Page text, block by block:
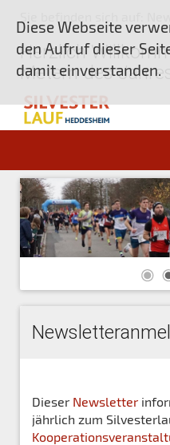
Herzlich
Metern des
Dieser Newsletter
jährlich zum
Diese Webseite
den Aufruf dieser
damit einverstanden.